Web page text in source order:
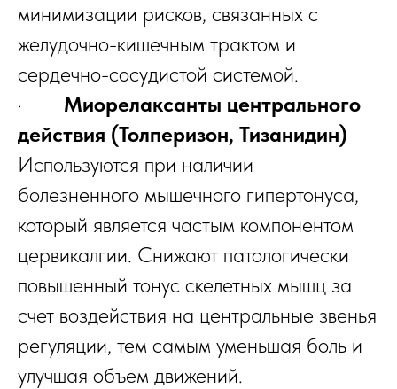
минимизации рисков, связанных с
желудочно-кишечным трактом и
сердечно-сосудистой системой.
· Миорелаксанты центрального
действия (Толперизон, Тизанидин)
Используются при наличии
болезненного мышечного гипертонуса,
который является частым компонентом
цервикалгии. Снижают патологически
повышенный тонус скелетных мышц за
счет воздействия на центральные звенья
регуляции, тем самым уменьшая боль и
улучшая объем движений.